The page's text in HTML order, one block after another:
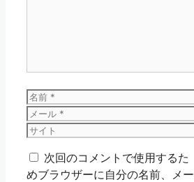
名
前
メ
ー
サ
ト 次回のコメントで使用するた
めブラウザーに自分の名前、メー